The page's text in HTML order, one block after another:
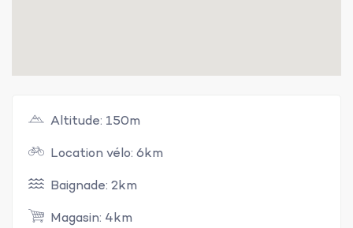
Altitude: 150m
Location vélo: 6km
Baignade: 2km
Magasin: 4km